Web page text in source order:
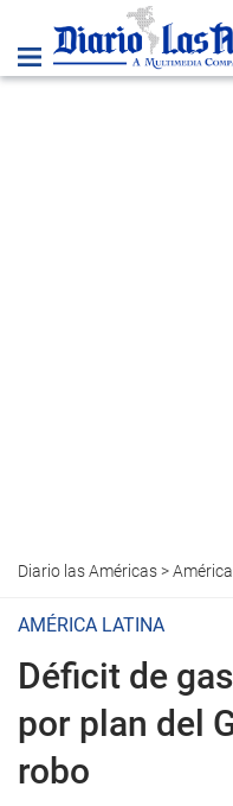
Diario las Américas>
AMÉRICA LATINA
Déficit de
por plan del
robo